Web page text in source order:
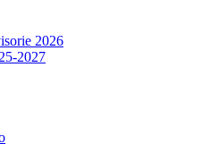
2026
2027